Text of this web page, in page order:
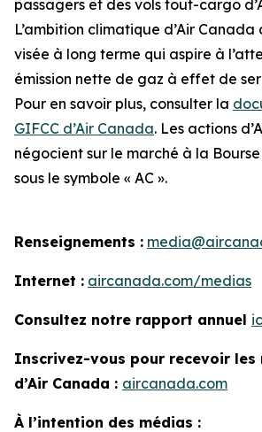
passagers et des vols tout-cargo
L’ambition climatique d’Air Canada
visée à long terme qui aspire à
émission nette de gaz à effet de
Pour en savoir plus, consulter la
GIFCC d’Air Canada. Les actions
négocient sur le marché à la
sous le symbole « AC ».
Renseignements :
Internet : aircanada.com/medias
Consultez notre rapport annuel
Inscrivez-vous pour recevoir les
d’Air Canada : aircanada.com
À l’intention des médias :